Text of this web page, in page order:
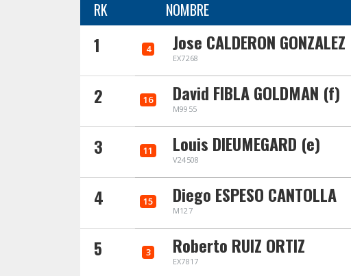
RK NOMBRE
1 4 Jose CALDERON GONZALEZ
EX7268
2 16 David FIBLA GOLDMAN (f)
M9955
3 11 Louis DIEUMEGARD (e)
V24508
4 15 Diego ESPESO CANTOLLA
M127
5 3 Roberto RUIZ ORTIZ
EX7817